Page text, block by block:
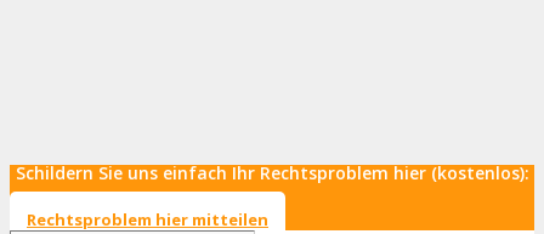
Schildern Sie uns einfach Ihr Rechtsproblem hier (kostenlos):
Rechtsproblem hier mitteilen